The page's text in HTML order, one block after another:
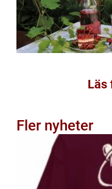
Läs
Fler nyheter